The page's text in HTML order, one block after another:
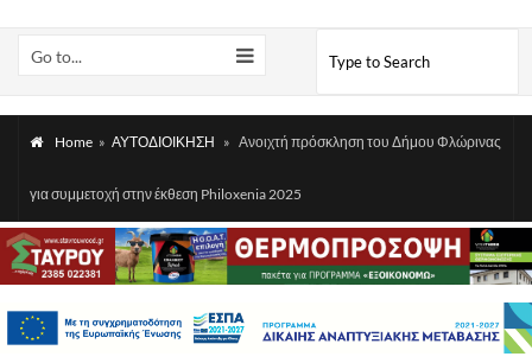
Go to...
Home » ΑΥΤΟΔΙΟΙΚΗΣΗ » Ανοιχτή πρόσκληση του Δήμου Φλώρινας
για συμμετοχή στην έκθεση Philoxenia 2025